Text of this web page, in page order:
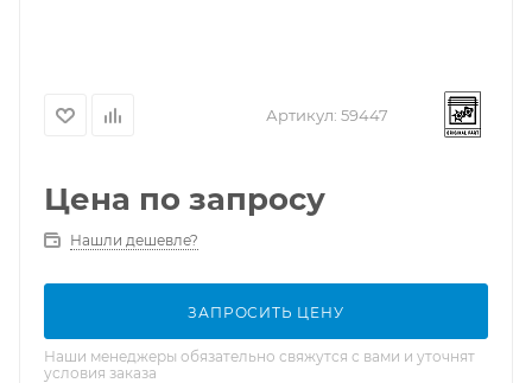
Артикул: 59447
Цена по запросу
Нашли дешевле?
ЗАПРОСИТЬ ЦЕНУ
Наши менеджеры обязательно свяжутся с вами и уточнят
условия заказа